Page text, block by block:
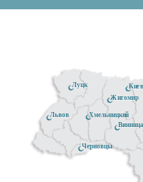
Черновцы
Житомир
Винница
Хмельницкий
Луцк
Львов